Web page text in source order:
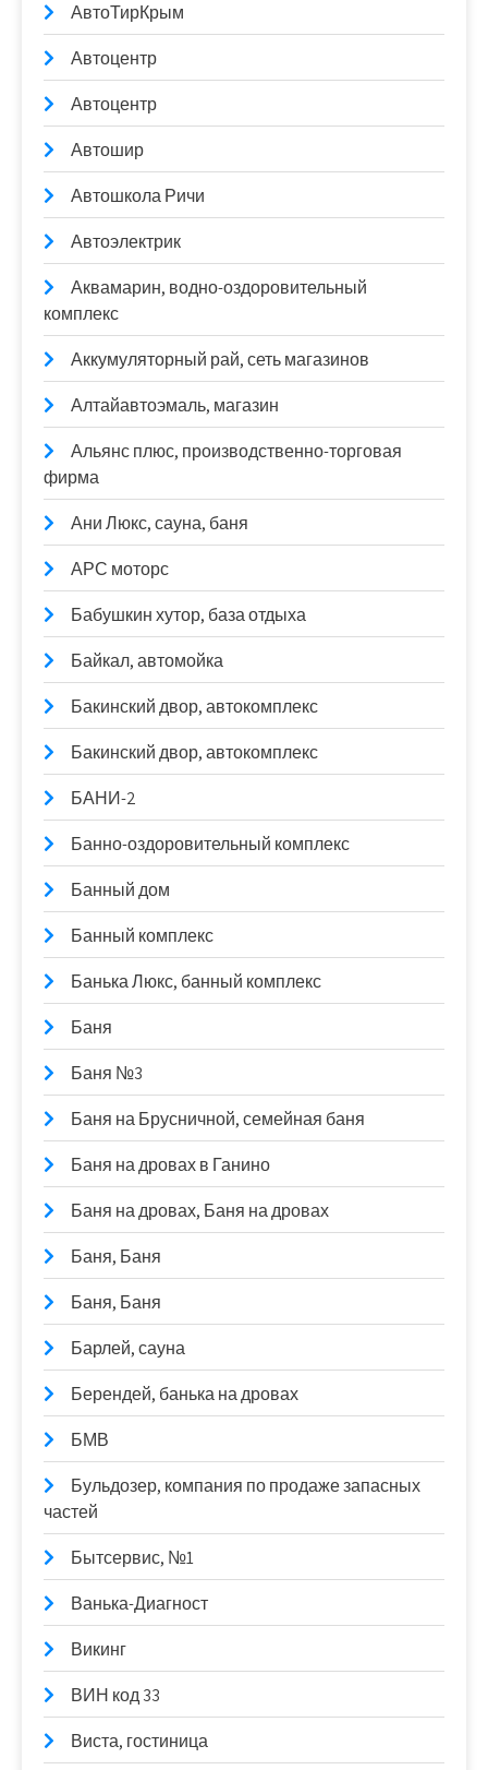
АвтоТирКрым
Автоцентр
Автоцентр
Автошир
Автошкола Ричи
Автоэлектрик
Аквамарин, водно-оздоровительный
комплекс
Аккумуляторный рай, сеть магазинов
Алтайавтоэмаль, магазин
Альянс плюс, производственно-торговая
фирма
Ани Люкс, сауна, баня
АРС моторс
Бабушкин хутор, база отдыха
Байкал, автомойка
Бакинский двор, автокомплекс
Бакинский двор, автокомплекс
БАНИ-2
Банно-оздоровительный комплекс
Банный дом
Банный комплекс
Банька Люкс, банный комплекс
Баня
Баня №3
Баня на Брусничной, семейная баня
Баня на дровах в Ганино
Баня на дровах, Баня на дровах
Баня, Баня
Баня, Баня
Барлей, сауна
Берендей, банька на дровах
БМВ
Бульдозер, компания по продаже запасных
частей
Бытсервис, №1
Ванька-Диагност
Викинг
ВИН код 33
Виста, гостиница